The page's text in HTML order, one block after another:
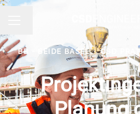
BB - BEIDE BASEL · CSD
Planung